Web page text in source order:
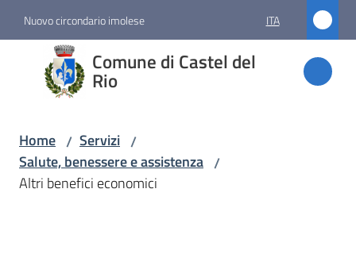
Nuovo circondario imolese ITA
Comune di Castel del
Rio
Comune
di
Castel
Home / Servizi /
Salute, benessere e assistenza /
Altri benefici economici